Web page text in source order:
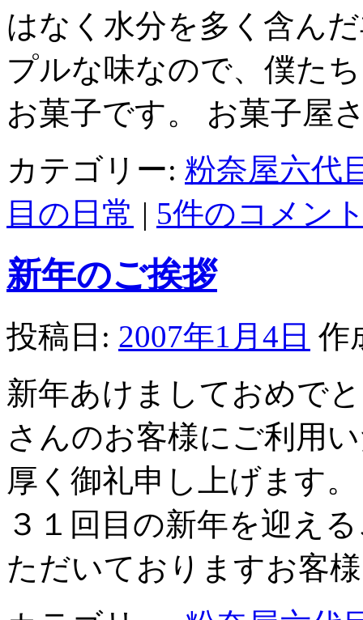
はなく水分を多く含ん
プルな味なので、僕た
お菓子です。 お菓子屋
カテゴリー: 粉奈屋六代
目の日常 | 5件のコメン
新年のご挨拶
投稿日: 2007年1月4日 作
新年あけましておめで
さんのお客様にご利用
厚く御礼申し上げます
３１回目の新年を迎え
ただいておりますお客